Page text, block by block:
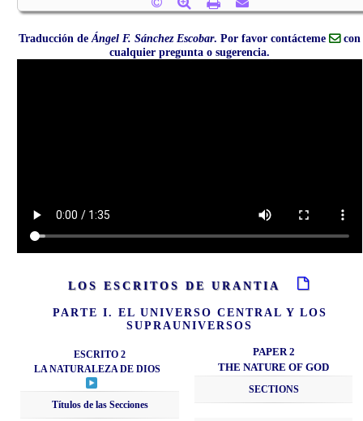
Traducción deÁngel F. Sánchez Escobar. Por favor contácteme
con
cualquier pregunta o sugerencia.
LOS ESCRITOS DE URANTIA
PARTE I. EL UNIVERSO CENTRAL Y LOS
SUPRAUNIVERSOS
ESCRITO 2
LA NATURALEZA DE DIOS
Títulos de las Secciones
PAPER 2
THE NATURE OF GOD
SECTIONS